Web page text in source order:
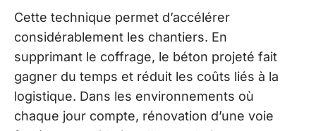
Cette technique permet d’accélérer
considérablement les chantiers. En
supprimant le coffrage, le béton projeté fait
gagner du temps et réduit les coûts liés à la
logistique. Dans les environnements où
chaque jour compte, rénovation d’une voie